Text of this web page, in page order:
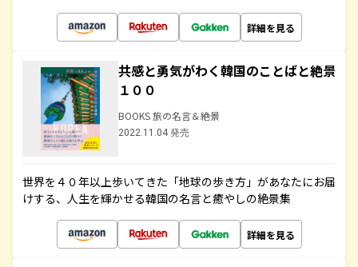
詳細を見る
共感と勇気がわく韓国のことばと絶景
１００
BOOKS 旅の名言＆絶景
2022.11.04 発売
世界を４０年以上歩いてきた「地球の歩き方」があなたにお届
けする、人生を輝かせる韓国の名言と癒やしの絶景集
詳細を見る